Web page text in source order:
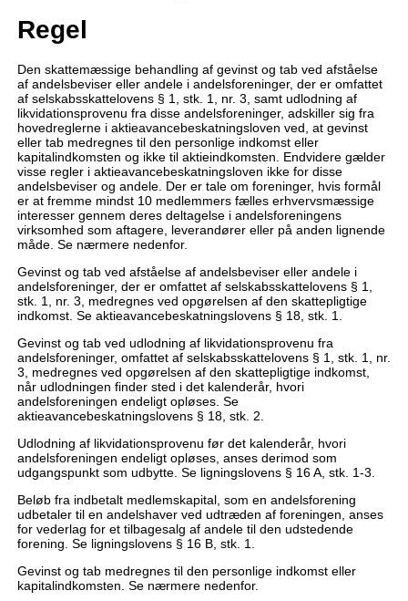
Regel
Den skattemæssige behandling af gevinst og tab ved afståelse
af andelsbeviser eller andele i andelsforeninger, der er omfattet
af selskabsskattelovens § 1, stk. 1, nr. 3, samt udlodning af
likvidationsprovenu fra disse andelsforeninger, adskiller sig fra
hovedreglerne i aktieavancebeskatningsloven ved, at gevinst
eller tab medregnes til den personlige indkomst eller
kapitalindkomsten og ikke til aktieindkomsten. Endvidere gælder
visse regler i aktieavancebeskatningsloven ikke for disse
andelsbeviser og andele. Der er tale om foreninger, hvis formål
er at fremme mindst 10 medlemmers fælles erhvervsmæssige
interesser gennem deres deltagelse i andelsforeningens
virksomhed som aftagere, leverandører eller på anden lignende
måde. Se nærmere nedenfor.
Gevinst og tab ved afståelse af andelsbeviser eller andele i
andelsforeninger, der er omfattet af selskabsskattelovens § 1,
stk. 1, nr. 3, medregnes ved opgørelsen af den skattepligtige
indkomst. Se aktieavancebeskatningslovens § 18, stk. 1.
Gevinst og tab ved udlodning af likvidationsprovenu fra
andelsforeninger, omfattet af selskabsskattelovens § 1, stk. 1, nr.
3, medregnes ved opgørelsen af den skattepligtige indkomst,
når udlodningen finder sted i det kalenderår, hvori
andelsforeningen endeligt opløses. Se
aktieavancebeskatningslovens § 18, stk. 2.
Udlodning af likvidationsprovenu før det kalenderår, hvori
andelsforeningen endeligt opløses, anses derimod som
udgangspunkt som udbytte. Se ligningslovens § 16 A, stk. 1-3.
Beløb fra indbetalt medlemskapital, som en andelsforening
udbetaler til en andelshaver ved udtræden af foreningen, anses
for vederlag for et tilbagesalg af andele til den udstedende
forening. Se ligningslovens § 16 B, stk. 1.
Gevinst og tab medregnes til den personlige indkomst eller
kapitalindkomsten. Se nærmere nedenfor.